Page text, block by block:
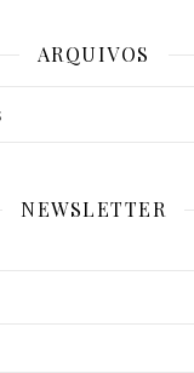
ARQUIVOS
NEWSLETTER